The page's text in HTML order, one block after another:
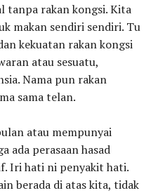
tanpa rakan kongsi. Kita
makan sendiri sendiri. Tu
kekuatan rakan kongsi
atau sesuatu,
Nama pun rakan
sama telan.
atau mempunyai
ada perasaan hasad
Iri hati ni penyakit hati.
berada di atas kita, tidak